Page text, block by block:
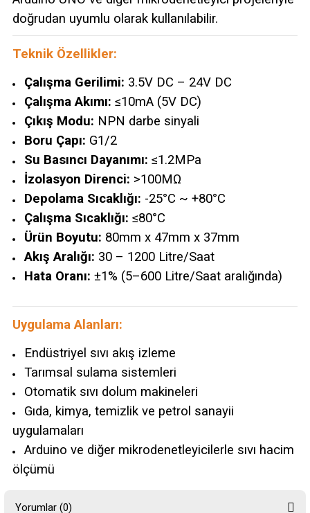
doğrudan uyumlu olarak kullanılabilir.
Teknik Özellikler:
Çalışma Gerilimi: 3.5V DC – 24V DC
Çalışma Akımı: ≤10mA (5V DC)
Çıkış Modu: NPN darbe sinyali
Boru Çapı: G1/2
Su Basıncı Dayanımı: ≤1.2MPa
İzolasyon Direnci: >100MΩ
Depolama Sıcaklığı: -25°C ~ +80°C
Çalışma Sıcaklığı: ≤80°C
Ürün Boyutu: 80mm x 47mm x 37mm
Akış Aralığı: 30 – 1200 Litre/Saat
Hata Oranı: ±1% (5–600 Litre/Saat aralığında)
Uygulama Alanları:
Endüstriyel sıvı akış izleme
Tarımsal sulama sistemleri
Otomatik sıvı dolum makineleri
Gıda, kimya, temizlik ve petrol sanayii
uygulamaları
Arduino ve diğer mikrodenetleyicilerle sıvı hacim
ölçümü
Yorumlar (0)